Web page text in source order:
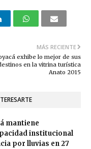
MÁS RECIENTE
exhibe lo mejor de sus
en la vitrina turística
Anato 2015
mantiene
institucional
por lluvias en 27